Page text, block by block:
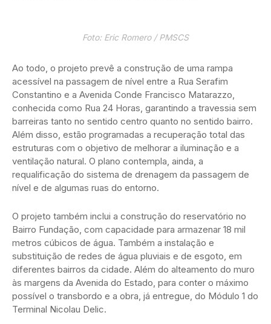
Foto: Eric Romero / PMSCS
Ao todo, o projeto prevê a construção de uma rampa
acessível na passagem de nível entre a Rua Serafim
Constantino e a Avenida Conde Francisco Matarazzo,
conhecida como Rua 24 Horas, garantindo a travessia sem
barreiras tanto no sentido centro quanto no sentido bairro.
Além disso, estão programadas a recuperação total das
estruturas com o objetivo de melhorar a iluminação e a
ventilação natural. O plano contempla, ainda, a
requalificação do sistema de drenagem da passagem de
nível e de algumas ruas do entorno.
O projeto também inclui a construção do reservatório no
Bairro Fundação, com capacidade para armazenar 18 mil
metros cúbicos de água. Também a instalação e
substituição de redes de água pluviais e de esgoto, em
diferentes bairros da cidade. Além do alteamento do muro
às margens da Avenida do Estado, para conter o máximo
possível o transbordo e a obra, já entregue, do Módulo 1 do
Terminal Nicolau Delic.